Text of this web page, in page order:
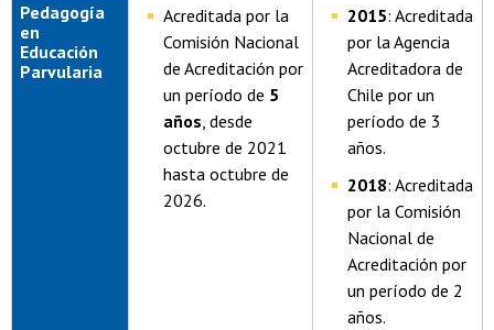
Pedagogía
en
Educación
Parvularia
Acreditada por la
Comisión Nacional
de Acreditación por
un período de 5
años, desde
octubre de 2021
hasta octubre de
2026.
2015: Acreditada
por la Agencia
Acreditadora de
Chile por un
período de 3
años.
2018: Acreditada
por la Comisión
Nacional de
Acreditación por
un período de 2
años.